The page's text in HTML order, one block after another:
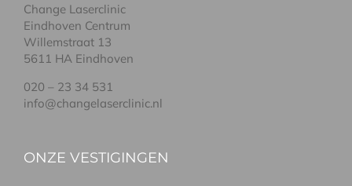
Change Laserclinic
Eindhoven Centrum
Willemstraat 13
5611 HA Eindhoven
020 – 23 34 531
info@changelaserclinic.nl
ONZE VESTIGINGEN